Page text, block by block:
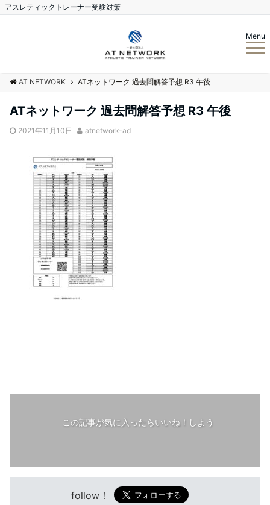
アスレティックトレーナー受験対策
Menu
AT NETWORK ATネットワーク 過去問解答予想 R3 午後
ATネットワーク 過去問解答予想 R3 午後
2021年11月10日 atnetwork-ad
この記事が気に入ったらいいね！しよう
follow！